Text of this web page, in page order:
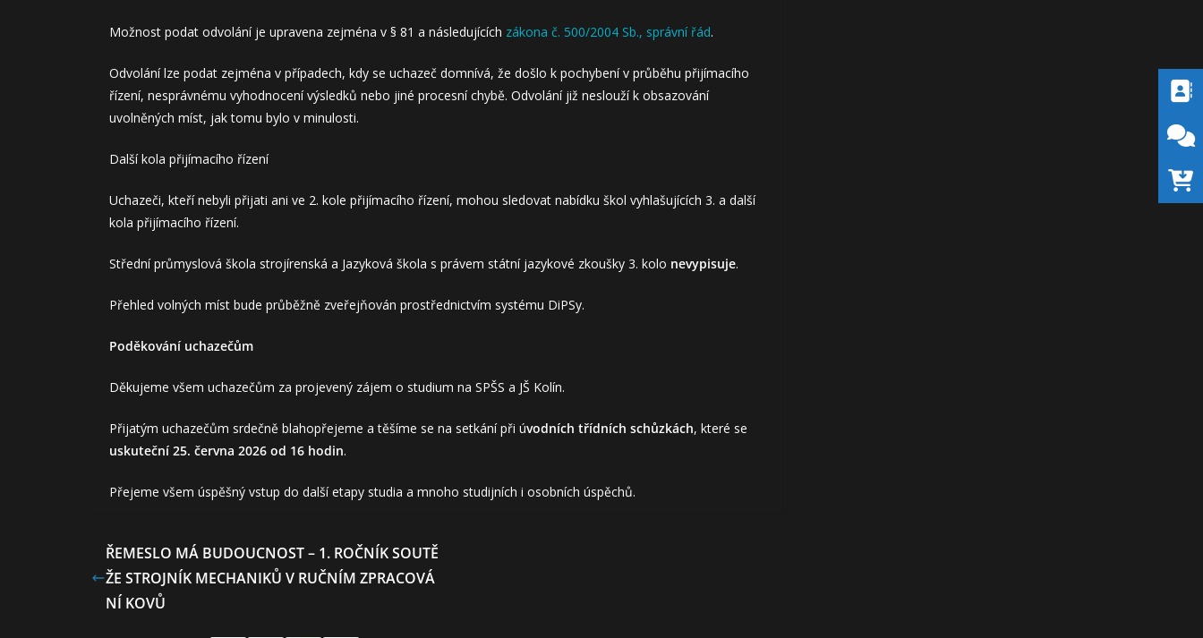
Možnost podat odvolání je upravena zejména v § 81 a následujících zákona č. 500/2004 Sb., správní řád.
Odvolání lze podat zejména v případech, kdy se uchazeč domnívá, že došlo k pochybení v průběhu přijímacího
řízení, nesprávnému vyhodnocení výsledků nebo jiné procesní chybě. Odvolání již neslouží k obsazování
uvolněných míst, jak tomu bylo v minulosti.
Další kola přijímacího řízení
Uchazeči, kteří nebyli přijati ani ve 2. kole přijímacího řízení, mohou sledovat nabídku škol vyhlašujících 3. a další
kola přijímacího řízení.
Střední průmyslová škola strojírenská a Jazyková škola s právem státní jazykové zkoušky 3. kolo nevypisuje.
Přehled volných míst bude průběžně zveřejňován prostřednictvím systému DiPSy.
Poděkování uchazečům
Děkujeme všem uchazečům za projevený zájem o studium na SPŠS a JŠ Kolín.
Přijatým uchazečům srdečně blahopřejeme a těšíme se na setkání při úvodních třídních schůzkách, které se
uskuteční 25. června 2026 od 16 hodin.
Přejeme všem úspěšný vstup do další etapy studia a mnoho studijních i osobních úspěchů.
ŘEMESLO MÁ BUDOUCNOST – 1. ROČNÍK SOUTĚ
ŽE STROJNÍK MECHANIKŮ V RUČNÍM ZPRACOVÁ
NÍ KOVŮ